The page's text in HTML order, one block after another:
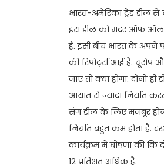
भारत-अमेरिका ट्रेड डील
इस डील को मदर ऑफ ऑल
है. इसी बीच भारत के अपने
की रिपोर्ट्स आई हैं. यूरोप
जाए तो क्या होगा. दोनों
आयात से ज्यादा निर्यात
संग डील के लिए मजबूर
निर्यात बहुत कम होता
कार्यक्रम में घोषणा की कि
12 प्रतिशत अधिक है.